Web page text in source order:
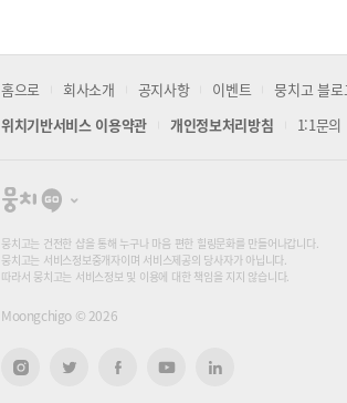
홈으로 회사소개 공지사항 이벤트 뭉치고 블로
위치기반서비스 이용약관
개인정보처리방침 1:1문의
뭉
고
뭉치고는 건전한 샵을 통해 누구나 마음 편한 힐링문화를 만들어나갑니다.
뭉치고는 서비스정보중개자이며 서비스제공의 당사자가 아닙니다.
따라서 뭉치고는 서비스정보 및 이용에 대한 책임을 지지 않습니다.
Moongchigo © 2026